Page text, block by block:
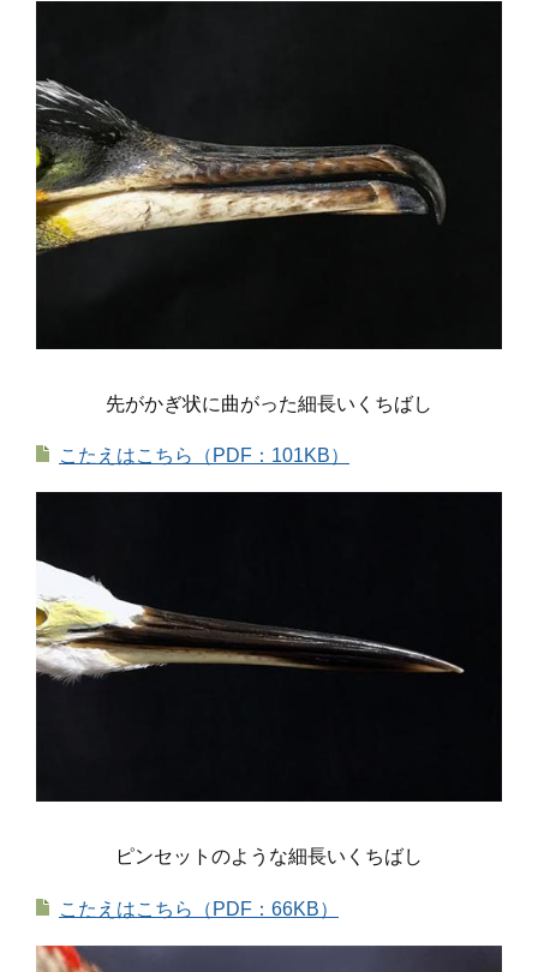
先がかぎ状に曲がった細長いくちばし
こたえはこちら（PDF：101KB）
ピンセットのような細長いくちばし
こたえはこちら（PDF：66KB）